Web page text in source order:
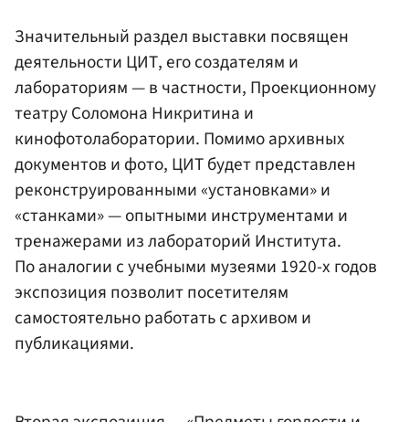
Значительный раздел выставки посвящен
деятельности ЦИТ, его создателям и
лабораториям — в частности, Проекционному
театру Соломона Никритина и
кинофотолаборатории. Помимо архивных
документов и фото, ЦИТ будет представлен
реконструированными «установками» и
«станками» — опытными инструментами и
тренажерами из лабораторий Института.
По аналогии с учебными музеями 1920-х годов
экспозиция позволит посетителям
самостоятельно работать с архивом и
публикациями.